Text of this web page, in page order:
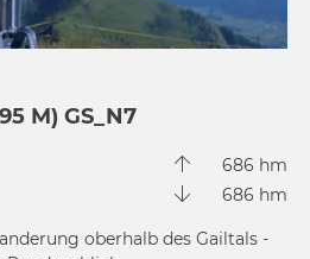
M) GS_N7
686 hm
686 hm
oberhalb des Gailtals -